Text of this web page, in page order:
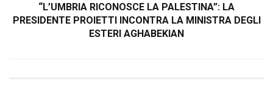
“L’UMBRIA RICONOSCE LA PALESTINA”: LA
PRESIDENTE PROIETTI INCONTRA LA MINISTRA DEGLI
ESTERI AGHABEKIAN